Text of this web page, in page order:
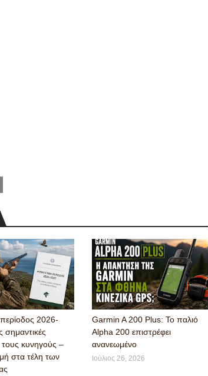
2026-
σημαντικές
τους κυνηγούς –
στα τέλη των
Garmin A 200 Plus: Το παλιό
Alpha 200 επιστρέφει
ανανεωμένο
Ιούλιος 26, 2026